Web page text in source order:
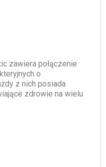
zawiera połączenie
o
z nich posiada
zdrowie na wielu